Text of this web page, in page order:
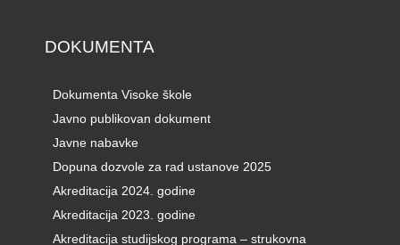
DOKUMENTA
Dokumenta Visoke škole
Javno publikovan dokument
Javne nabavke
Dopuna dozvole za rad ustanove 2025
Akreditacija 2024. godine
Akreditacija 2023. godine
Akreditacija studijskog programa – strukovna